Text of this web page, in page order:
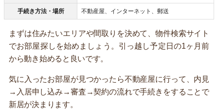
手続き方法・場所 不動産屋、インターネット、郵送
まずは住みたいエリアや間取りを決めて、物件検索サイト
でお部屋探しを始めましょう。引っ越し予定日の1ヶ月前
から動き始めると良いです。
気に入ったお部屋が見つかったら不動産屋に行って、内見
→入居申し込み→審査→契約の流れで手続きをすることで
新居が決まります。